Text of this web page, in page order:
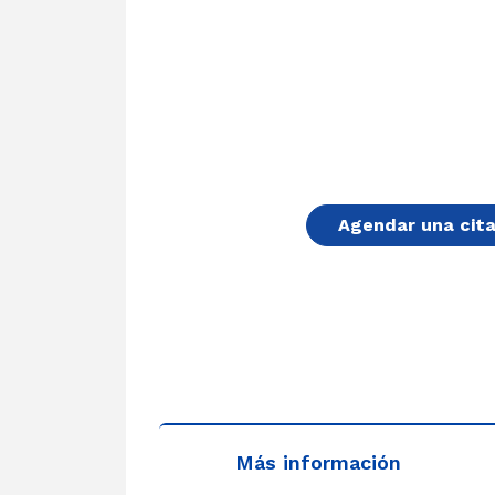
Agendar una cita
Más información